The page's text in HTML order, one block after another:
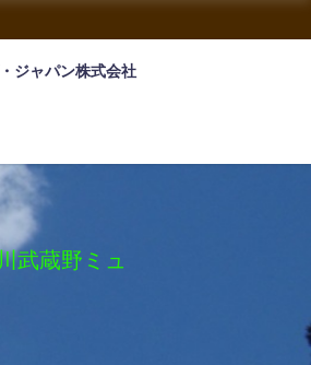
ジャパン株式会社
武蔵野ミュ